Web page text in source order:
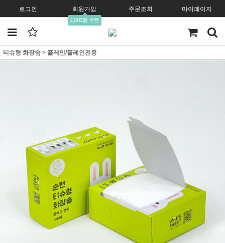
로그인 회원가입
2,000원 쿠폰
주문조회 마이페이지
티슈형 화장솜 > 플레인/플레인전용